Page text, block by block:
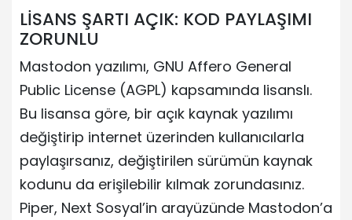
LİSANS ŞARTI AÇIK: KOD PAYLAŞIMI
ZORUNLU
Mastodon yazılımı, GNU Affero General
Public License (AGPL) kapsamında lisanslı.
Bu lisansa göre, bir açık kaynak yazılımı
değiştirip internet üzerinden kullanıcılarla
paylaşırsanız, değiştirilen sürümün kaynak
kodunu da erişilebilir kılmak zorundasınız.
Piper, Next Sosyal’in arayüzünde Mastodon’a